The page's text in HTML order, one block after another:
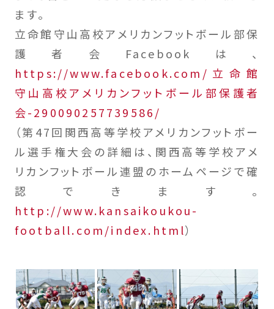
ます。
立命館守山高校アメリカンフットボール部保
護者会Facebookは、
https://www.facebook.com/立命館
守山高校アメリカンフットボール部保護者
会-290090257739586/
（第47回関西高等学校アメリカンフットボー
ル選手権大会の詳細は、関西高等学校アメ
リカンフットボール連盟のホームページで確
認できます。
http://www.kansaikoukou-
football.com/index.html）